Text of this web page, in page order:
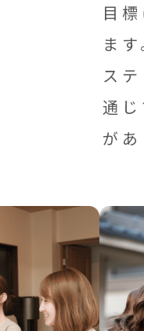
目
ま
ス
通
があ